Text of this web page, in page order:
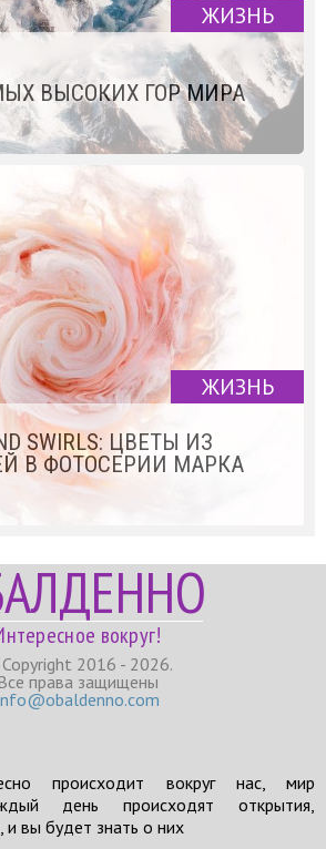
ЖИЗНЬ
ВЫСОКИХ ГОР МИРА
ЖИЗНЬ
SWIRLS: ЦВЕТЫ ИЗ
В ФОТОСЕРИИ МАРКА
вокруг!
2016 - 2026.
права защищены
происходит вокруг нас, мир
день происходят открытия,
и вы будет знать о них